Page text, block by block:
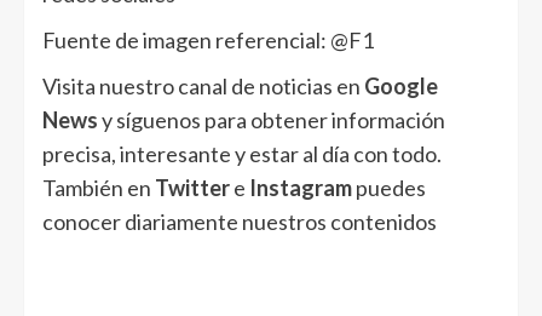
Fuente de imagen referencial: @F1
Visita nuestro canal de noticias en Google
Newsy síguenos para obtener información
precisa, interesante y estar al día con todo.
También en Twittere Instagrampuedes
conocer diariamente nuestros contenidos